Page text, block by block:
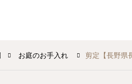
お庭のお手入れ 剪定【長野県